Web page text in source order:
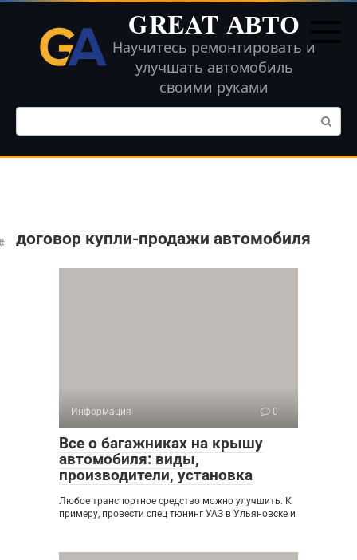
Перейти
контенту
GREAT АВТО
Научитесь ремонтировать и
улучшать автомобиль
своими руками
Поиск:
договор купли-продажи автомобиля
Информация 0
Все о багажниках на крышу
автомобиля: виды,
производители, установка
Любое транспортное средство можно улучшить. К
примеру, провести спец тюнинг УАЗ в Ульяновске и